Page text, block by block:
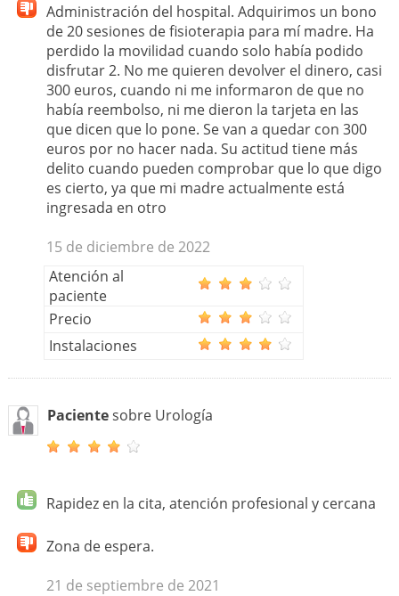
Administración del hospital. Adquirimos un bono
de 20 sesiones de fisioterapia para mí madre. Ha
perdido la movilidad cuando solo había podido
disfrutar 2. No me quieren devolver el dinero, casi
300 euros, cuando ni me informaron de que no
había reembolso, ni me dieron la tarjeta en las
que dicen que lo pone. Se van a quedar con 300
euros por no hacer nada. Su actitud tiene más
delito cuando pueden comprobar que lo que digo
es cierto, ya que mi madre actualmente está
ingresada en otro
15 de diciembre de 2022
Atención al
paciente
Precio
Instalaciones
Pacientesobre Urología
Rapidez en la cita, atención profesional y cercana
Zona de espera.
21 de septiembre de 2021